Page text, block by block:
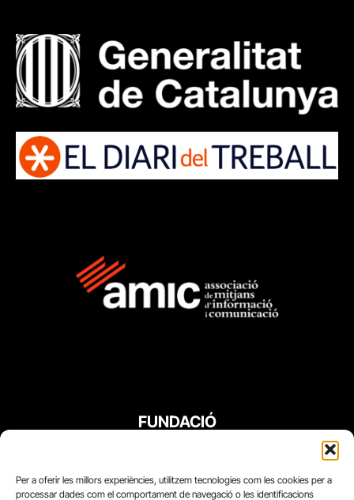
Per a oferir les millors experiències, utilitzem tecnologies com les cookies per a
processar dades com el comportament de navegació o les identificacions
FUNDACIÓ